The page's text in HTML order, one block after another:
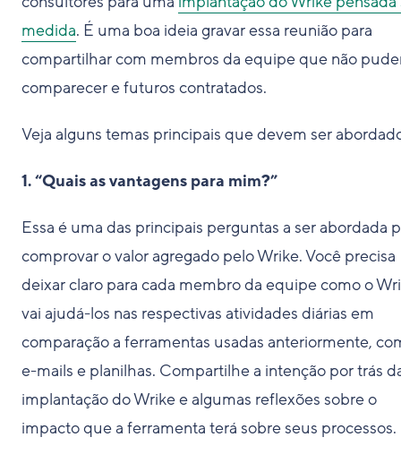
medida. É uma boa ideia gravar essa reunião para
compartilhar com membros da equipe que não
comparecer e futuros contratados.
Veja alguns temas principais que devem ser
1. “Quais as vantagens para mim?”
Essa é uma das principais perguntas a ser abordada
comprovar o valor agregado pelo Wrike. Você precisa
deixar claro para cada membro da equipe como o
vai ajudá-los nas respectivas atividades diárias em
comparação a ferramentas usadas anteriormente,
e-mails e planilhas. Compartilhe a intenção por trás
implantação do Wrike e algumas reflexões sobre o
impacto que a ferramenta terá sobre seus processos.